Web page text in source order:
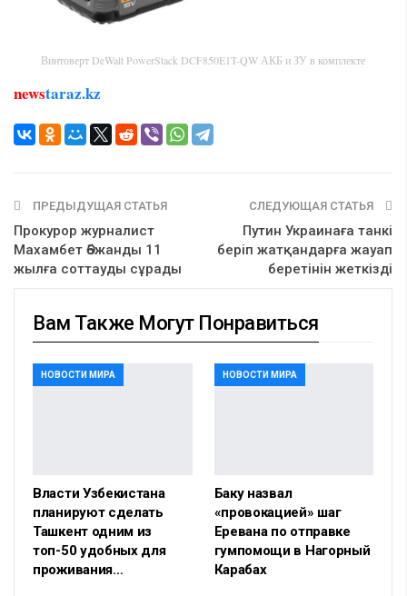
Винтоверт DeWalt PowerStack DCF850E1T-QW АКБ и ЗУ в комплекте
newstaraz.kz
ПРЕДЫДУЩАЯ СТАТЬЯ
Прокурор журналист
Махамбет Әбжанды 11
жылға соттауды сұрады
СЛЕДУЮЩАЯ СТАТЬЯ
Путин Украинаға танкі
беріп жатқандарға жауап
беретінін жеткізді
Вам Также Могут Понравиться
НОВОСТИ МИРА
Власти Узбекистана
планируют сделать
Ташкент одним из
топ-50 удобных для
проживания…
НОВОСТИ МИРА
Баку назвал
«провокацией» шаг
Еревана по отправке
гумпомощи в Нагорный
Карабах